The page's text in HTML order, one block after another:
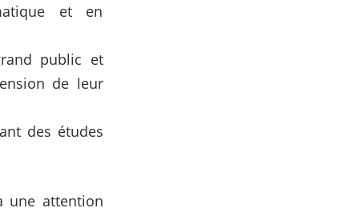
et en
public et
de leur
des études
une attention